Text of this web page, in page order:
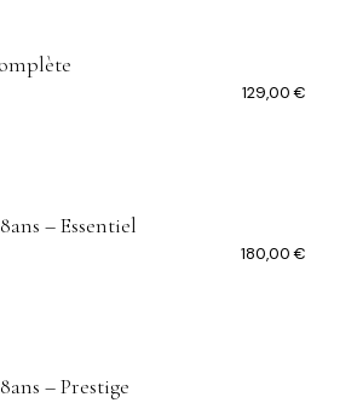
129,00€
– Essentiel
180,00€
– Prestige